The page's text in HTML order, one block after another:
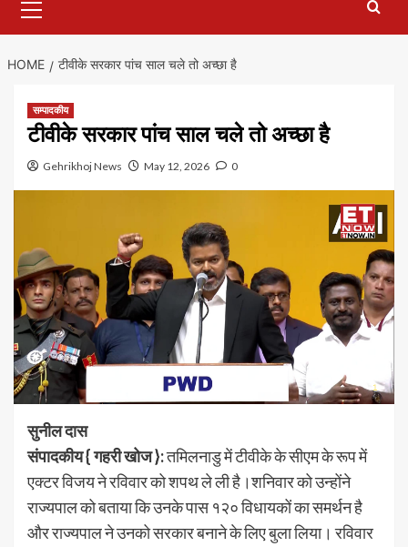
Menu
HOME टीवीके सरकार पांच साल चले तो अच्छा है
सम्पादकीय
टीवीके सरकार पांच साल चले तो अच्छा है
Gehrikhoj News May 12, 2026 0
सुनील दास
संपादकीय { गहरी खोज }:तमिलनाडु में टीवीके के सीएम के रूप में
एक्टर विजय ने रविवार को शपथ ले ली है।शनिवार को उन्होंने
राज्यपाल को बताया कि उनके पास १२० विधायकों का समर्थन है
और राज्यपाल ने उनको सरकार बनाने के लिए बुला लिया। रविवार